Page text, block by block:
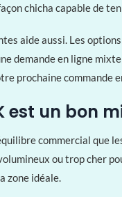
chicha capable de
aide aussi. Les
demande en ligne
prochaine commande
est un bon
commercial que
ou trop cher
zone idéale.